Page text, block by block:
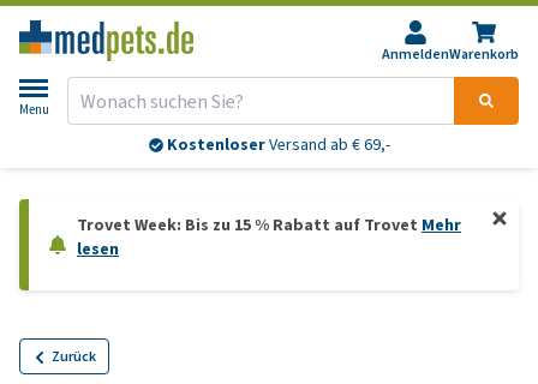
AnmeldenWarenkorb
Menu
KostenloserVersand ab € 69,-
Trovet Week: Bis zu 15 % Rabatt auf Trovet Mehr
lesen
Zurück